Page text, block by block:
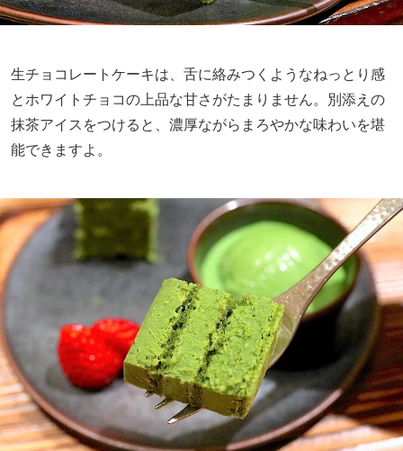
生チョコレートケーキは、舌に絡みつくようなねっとり感
とホワイトチョコの上品な甘さがたまりません。別添えの
抹茶アイスをつけると、濃厚ながらまろやかな味わいを堪
能できますよ。